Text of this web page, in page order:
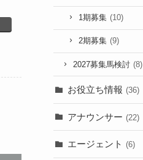
1期募集 (10)
2期募集 (9)
2027募集馬検討 (8)
お役立ち情報 (36)
アナウンサー (22)
エージェント (6)